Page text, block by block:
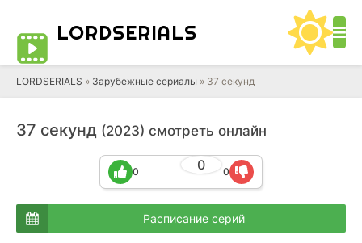
LORDSERIALS
LORDSERIALS » Зарубежные сериалы » 37 секунд
37 секунд (2023) смотреть онлайн
0
0 0
Расписание серий